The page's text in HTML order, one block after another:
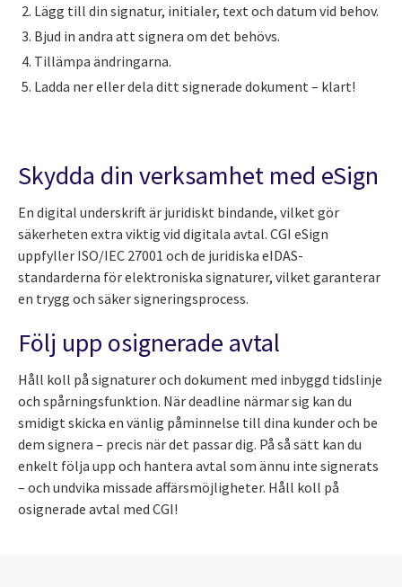
Lägg till din signatur, initialer, text och datum vid behov.
Bjud in andra att signera om det behövs.
Tillämpa ändringarna.
Ladda ner eller dela ditt signerade dokument – klart!
Skydda din verksamhet med eSign
En digital underskrift är juridiskt bindande, vilket gör
säkerheten extra viktig vid digitala avtal. CGI eSign
uppfyller ISO/IEC 27001 och de juridiska eIDAS-
standarderna för elektroniska signaturer, vilket garanterar
en trygg och säker signeringsprocess.
Följ upp osignerade avtal
Håll koll på signaturer och dokument med inbyggd tidslinje
och spårningsfunktion. När deadline närmar sig kan du
smidigt skicka en vänlig påminnelse till dina kunder och be
dem signera – precis när det passar dig. På så sätt kan du
enkelt följa upp och hantera avtal som ännu inte signerats
– och undvika missade affärsmöjligheter. Håll koll på
osignerade avtal med CGI!